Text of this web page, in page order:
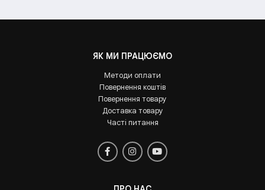
ЯК МИ ПРАЦЮЄМО
Методи оплати
Повернення коштів
Повернення товару
Доставка товару
Часті питання